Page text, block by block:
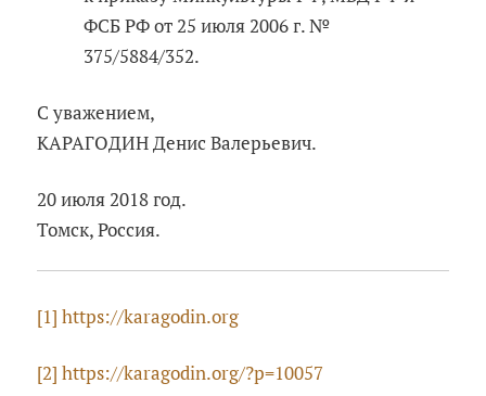
ФСБ РФ от 25 июля 2006 г. №
375/5884/352.
С уважением,
КАРАГОДИН Денис Валерьевич.
20 июля 2018 год.
Томск, Россия.
[1] https://karagodin.org
[2] https://karagodin.org/?p=10057